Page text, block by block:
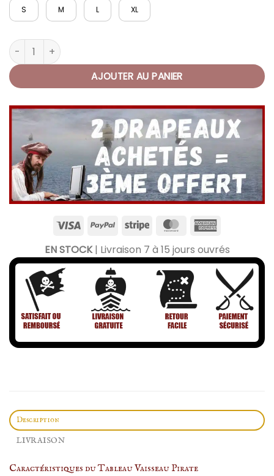
S M L XL
quantité de Tableau Pirate Vaisseau Amiral
AJOUTER AU PANIER
EN STOCK| Livraison 7 à 15 jours ouvrés
Description
LIVRAISON
Caractéristiques du Tableau Vaisseau Pirate